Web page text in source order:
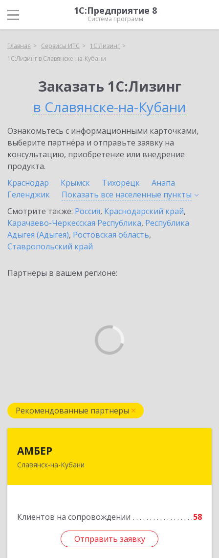
1С:Предприятие 8
Система программ
Главная Сервисы ИТС
1С:Лизинг
1С:Лизинг в Славянске-на-Кубани
Заказать 1С:Лизинг
в Славянске-на-Кубани
Ознакомьтесь с информационными карточками,
выберите партнёра и отправьте заявку на
консультацию, приобретение или внедрение
продукта.
Краснодар
Крымск Тихорецк
Анапа
Геленджик
Показать все населенные пункты
Смотрите также: Россия, Краснодарский край,
Карачаево-Черкесская Республика, Республика
Адыгея (Адыгея), Ростовская область,
Ставропольский край
Партнеры в вашем регионе:
Рекомендованные партнеры
АМБЕР
Славянск-на-Кубани
Клиентов на сопровождении 58
Отправить заявку
353562, Краснодарский край, Славянский р-н,
Отправить заявку